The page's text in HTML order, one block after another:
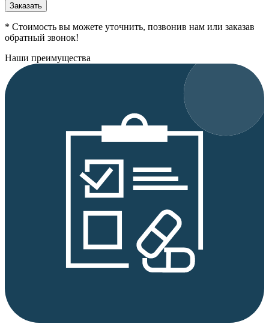
Заказать
* Стоимость вы можете уточнить, позвонив нам или заказав
обратный звонок!
Наши преимущества